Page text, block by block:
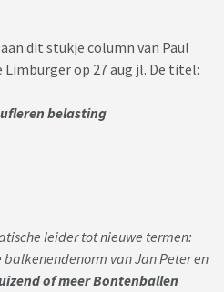
dit stukje column van Paul
Limburger op 27 aug jl. De titel:
belasting
leider tot nieuwe termen:
van Jan Peter en
of meer Bontenballen